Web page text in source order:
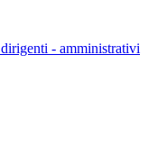
- amministrativi